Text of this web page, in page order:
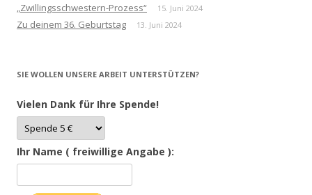
„Zwillingsschwestern-Prozess“
15. Juni 2024
Zu deinem 36. Geburtstag 13. Juni 2024
SIE WOLLEN UNSERE ARBEIT UNTERSTÜTZEN?
Vielen Dank für Ihre Spende!
Ihr Name ( freiwillige Angabe ):